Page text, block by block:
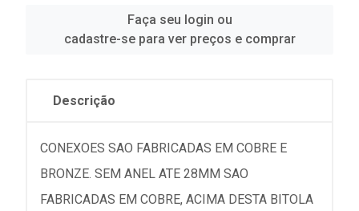
Faça seu login ou
cadastre-se para ver preços e comprar
Descrição
CONEXOES SAO FABRICADAS EM COBRE E
BRONZE. SEM ANEL ATE 28MM SAO
FABRICADAS EM COBRE, ACIMA DESTA BITOLA